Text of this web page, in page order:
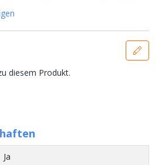
diesem Produkt.
Ja